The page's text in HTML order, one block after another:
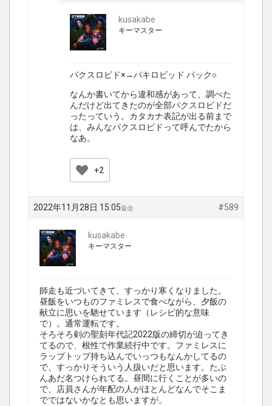
kusakabe
キーマスター
パクスロビド×→パキロビッド パック○
なんか書いてから違和感があって、調べた
んだけど出てきたのが全部パクスロビドだ
ったっていう。カタカナ表記が出る前まで
は、みんなパクスロビドって呼んでたから
なあ。
+2
2022年11月28日 15:05 #589
返信
kusakabe
キーマスター
師走も近づいてきて、すっかり寒くなりました。
昼飯をいつものファミレスで食べながら、夕飯の
献立に思いを馳せています（レシピ的な意味
で）。通常運転です。
そろそろ剣の聖刻年代記2022版の締切が迫ってき
てるので、根性で作業続行中です。ファミレスに
ラップトップ持ち込んでいっつもなんかしてるの
で、すっかりそういう人扱いだと思います。たぶ
んあだ名つけられてる。昼間に行くことが多いの
で、店員さんが年配の人がほとんどなんでそこま
でではないかなとも思いますが。